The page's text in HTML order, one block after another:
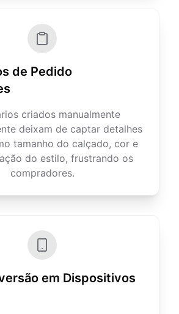
de Pedido
criados manualmente
deixam de captar detalhes
tamanho do calçado, cor e
do estilo, frustrando os
compradores.
em Dispositivos